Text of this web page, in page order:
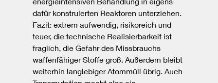
dafür konstruierten Reaktoren unterziehen.
Fazit: extrem aufwendig, risikoreich und
teuer, die technische Realisierbarkeit ist
fraglich, die Gefahr des Missbrauchs
waffenfähiger Stoffe groß. Außerdem bleibt
weiterhin langlebiger Atommüll übrig. Auch